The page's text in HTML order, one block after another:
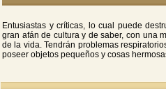
Entusiastas y críticas, lo cual puede
gran afán de cultura y de saber, con una
de la vida. Tendrán problemas
poseer objetos pequeños y cosas